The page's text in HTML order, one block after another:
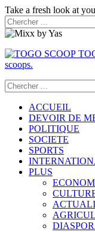
Take a fresh look at
scoops.
ACCUEIL
DEVOIR DE
POLITIQUE
SOCIETE
SPORTS
PLUS